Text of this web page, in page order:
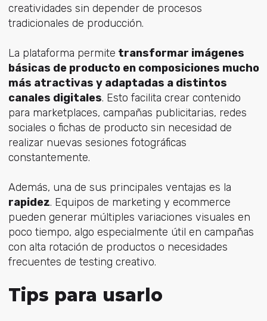
creatividades sin depender de procesos
tradicionales de producción.
La plataforma permite transformar imágenes
básicas de producto en composiciones mucho
más atractivas y adaptadas a distintos
canales digitales. Esto facilita crear contenido
para marketplaces, campañas publicitarias, redes
sociales o fichas de producto sin necesidad de
realizar nuevas sesiones fotográficas
constantemente.
Además, una de sus principales ventajas es la
rapidez. Equipos de marketing y ecommerce
pueden generar múltiples variaciones visuales en
poco tiempo, algo especialmente útil en campañas
con alta rotación de productos o necesidades
frecuentes de testing creativo.
Tips para usarlo